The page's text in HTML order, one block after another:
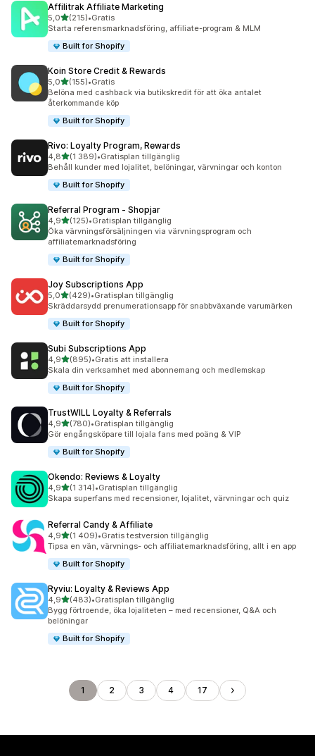
Affilitrak Affiliate Marketing
5,0av 5 stjärnor
(215)
215 recensioner totalt
•Gratis
Starta referensmarknadsföring, affiliate-program & MLM
Built for Shopify
Koin Store Credit & Rewards
5,0av 5 stjärnor
(155)
155 recensioner totalt
•Gratis
Belöna med cashback via butikskredit för att öka antalet
återkommande köp
Built for Shopify
Rivo: Loyalty Program, Rewards
4,8av 5 stjärnor
(1 389)
1389 recensioner totalt
•Gratisplan tillgänglig
Behåll kunder med lojalitet, belöningar, värvningar och konton
Built for Shopify
Referral Program ‑ Shopjar
4,9av 5 stjärnor
(125)
125 recensioner totalt
•Gratisplan tillgänglig
Öka värvningsförsäljningen via värvningsprogram och
affiliatemarknadsföring
Built for Shopify
Joy Subscriptions App
5,0av 5 stjärnor
(429)
429 recensioner totalt
•Gratisplan tillgänglig
Skräddarsydd prenumerationsapp för snabbväxande varumärken
Built for Shopify
Subi Subscriptions App
4,9av 5 stjärnor
(895)
895 recensioner totalt
•Gratis att installera
Skala din verksamhet med abonnemang och medlemskap
Built for Shopify
TrustWILL Loyalty & Referrals
4,9av 5 stjärnor
(780)
780 recensioner totalt
•Gratisplan tillgänglig
Gör engångsköpare till lojala fans med poäng & VIP
Built for Shopify
Okendo: Reviews & Loyalty
4,9av 5 stjärnor
(1 314)
1314 recensioner totalt
•Gratisplan tillgänglig
Skapa superfans med recensioner, lojalitet, värvningar och quiz
Referral Candy & Affiliate
4,9av 5 stjärnor
(1 409)
1409 recensioner totalt
•Gratis testversion tillgänglig
Tipsa en vän, värvnings- och affiliatemarknadsföring, allt i en app
Built for Shopify
Ryviu: Loyalty & Reviews App
4,9av 5 stjärnor
(483)
483 recensioner totalt
•Gratisplan tillgänglig
Bygg förtroende, öka lojaliteten – med recensioner, Q&A och
belöningar
Built for Shopify
1 2 3 4 17